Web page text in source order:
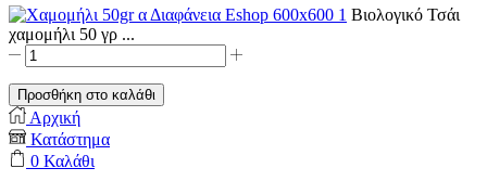
Βιολογικό Τσάι
χαμομήλι 50 γρ ...
Βιολογικό
Τσάι
χαμομήλι
50
γρ
Σε
διαφάνεια
Προσθήκη στο καλάθι
Αρχική
Κατάστημα
0 Καλάθι